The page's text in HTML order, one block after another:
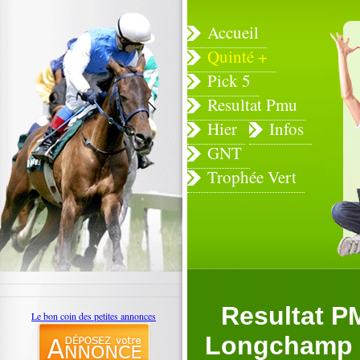
Accueil
Quinté +
Pick 5
Resultat Pmu
Hier
Infos
GNT
Trophée Vert
Resultat
Le bon coin des petites annonces